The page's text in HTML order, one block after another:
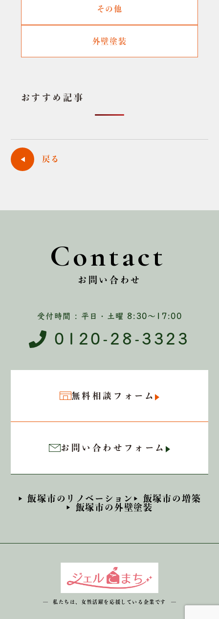
その他
外壁塗装
おすすめ記事
戻る
Contact
お問い合わせ
受付時間 : 平日・土曜 8:30〜17:00
0120-28-3323
無料相談フォーム
お問い合わせフォーム
飯塚市のリノベーション
飯塚市の増築
飯塚市の外壁塗装
私たちは、女性活躍を応援している企業です